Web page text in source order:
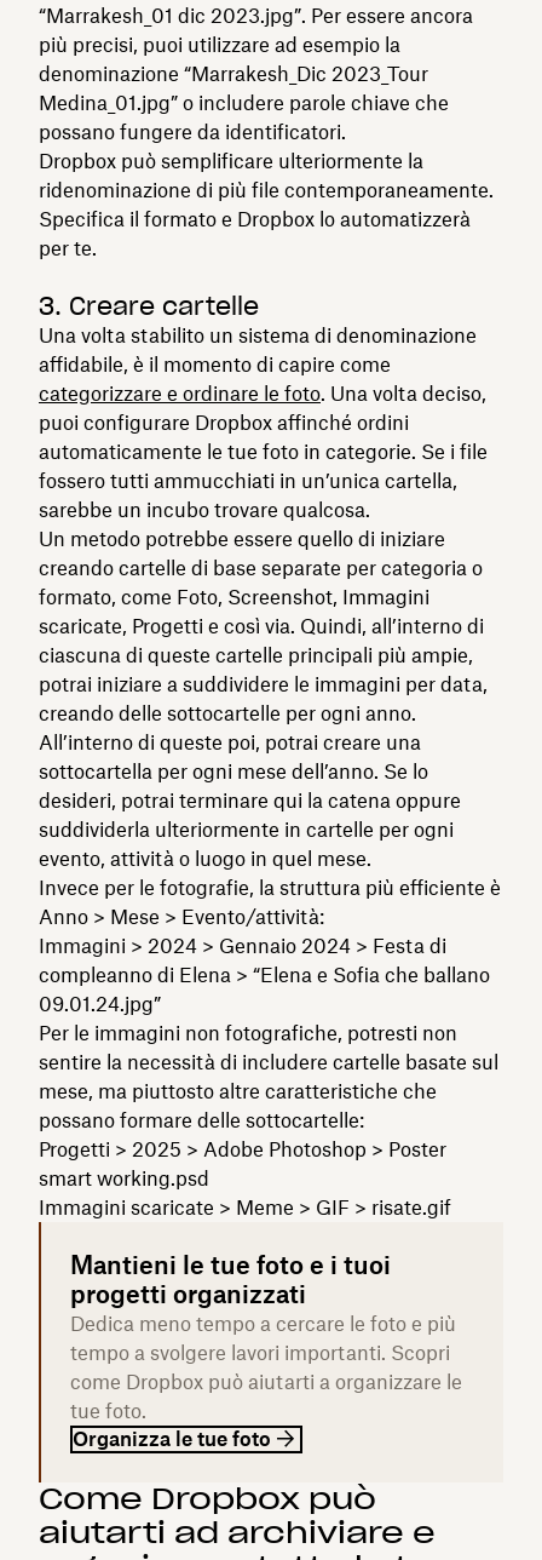
“Marrakesh_01 dic 2023.jpg”. Per essere ancora
più precisi, puoi utilizzare ad esempio la
denominazione “Marrakesh_Dic 2023_Tour
Medina_01.jpg” o includere parole chiave che
possano fungere da identificatori.
Dropbox può semplificare ulteriormente la
ridenominazione di più file contemporaneamente.
Specifica il formato e Dropbox lo automatizzerà
per te.
3. Creare cartelle
Una volta stabilito un sistema di denominazione
affidabile, è il momento di capire come
categorizzare e ordinare le foto. Una volta deciso,
puoi configurare Dropbox affinché ordini
automaticamente le tue foto in categorie. Se i file
fossero tutti ammucchiati in un’unica cartella,
sarebbe un incubo trovare qualcosa.
Un metodo potrebbe essere quello di iniziare
creando cartelle di base separate per categoria o
formato, come Foto, Screenshot, Immagini
scaricate, Progetti e così via. Quindi, all’interno di
ciascuna di queste cartelle principali più ampie,
potrai iniziare a suddividere le immagini per data,
creando delle sottocartelle per ogni anno.
All’interno di queste poi, potrai creare una
sottocartella per ogni mese dell’anno. Se lo
desideri, potrai terminare qui la catena oppure
suddividerla ulteriormente in cartelle per ogni
evento, attività o luogo in quel mese.
Invece per le fotografie, la struttura più efficiente è
Anno > Mese > Evento/attività:
Immagini > 2024 > Gennaio 2024 > Festa di
compleanno di Elena > “Elena e Sofia che ballano
09.01.24.jpg”
Per le immagini non fotografiche, potresti non
sentire la necessità di includere cartelle basate sul
mese, ma piuttosto altre caratteristiche che
possano formare delle sottocartelle:
Progetti > 2025 > Adobe Photoshop > Poster
smart working.psd
Immagini scaricate > Meme > GIF > risate.gif
Mantieni le tue foto e i tuoi
progetti organizzati
Dedica meno tempo a cercare le foto e più
tempo a svolgere lavori importanti. Scopri
come Dropbox può aiutarti a organizzare le
tue foto.
Organizza le tue foto
Come Dropbox può
aiutarti ad archiviare e